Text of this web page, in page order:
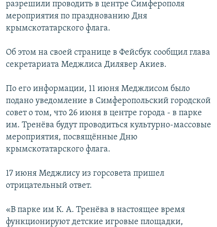
разрешили проводить в центре Симферополя
мероприятия по празднованию Дня
крымскотатарского флага.
Об этом на своей странице в Фейсбук сообщил глава
секретариата Меджлиса Дилявер Акиев.
По его информации, 11 июня Меджлисом было
подано уведомление в Симферопольский городской
совет о том, что 26 июня в центре города - в парке
им. Тренёва будут проводиться культурно-массовые
мероприятия, посвящённые Дню
крымскотатарского флага.
17 июня Меджлису из горсовета пришел
отрицательный ответ.
«В парке им К. А. Тренёва в настоящее время
функционируют детские игровые площадки,